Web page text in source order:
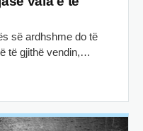
së ardhshme do të
të gjithë vendin,…